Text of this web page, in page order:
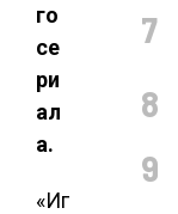
го
се
ри
ал
а.
«Иг